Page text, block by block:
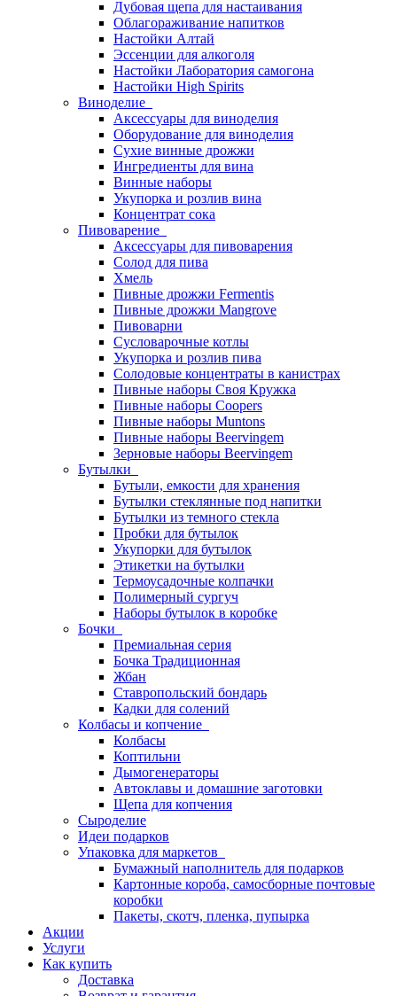
Дубовая щепа для настаивания
Облагораживание напитков
Настойки Алтай
Эссенции для алкоголя
Настойки Лаборатория самогона
Настойки High Spirits
Виноделие
Аксессуары для виноделия
Оборудование для виноделия
Сухие винные дрожжи
Ингредиенты для вина
Винные наборы
Укупорка и розлив вина
Концентрат сока
Пивоварение
Аксессуары для пивоварения
Солод для пива
Хмель
Пивные дрожжи Fermentis
Пивные дрожжи Mangrove
Пивоварни
Сусловарочные котлы
Укупорка и розлив пива
Солодовые концентраты в канистрах
Пивные наборы Своя Кружка
Пивные наборы Coopers
Пивные наборы Muntons
Пивные наборы Beervingem
Зерновые наборы Beervingem
Бутылки
Бутыли, емкости для хранения
Бутылки стеклянные под напитки
Бутылки из темного стекла
Пробки для бутылок
Укупорки для бутылок
Этикетки на бутылки
Термоусадочные колпачки
Полимерный сургуч
Наборы бутылок в коробке
Бочки
Премиальная серия
Бочка Традиционная
Жбан
Ставропольский бондарь
Кадки для солений
Колбасы и копчение
Колбасы
Коптильни
Дымогенераторы
Автоклавы и домашние заготовки
Щепа для копчения
Сыроделие
Идеи подарков
Упаковка для маркетов
Бумажный наполнитель для подарков
Картонные короба, самосборные почтовые
коробки
Пакеты, скотч, пленка, пупырка
Акции
Услуги
Как купить
Доставка